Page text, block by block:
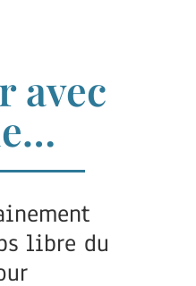
avec
libre du